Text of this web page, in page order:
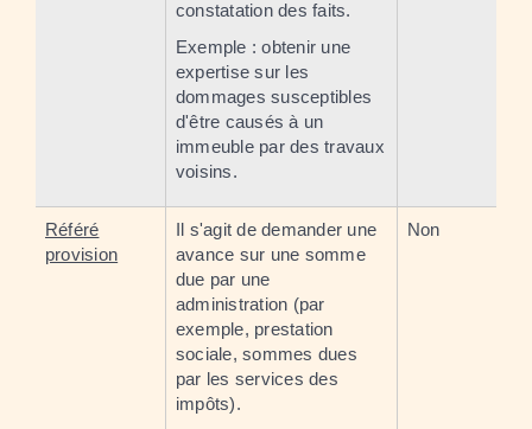
constatation des faits.
Exemple : obtenir une
expertise sur les
dommages susceptibles
d'être causés à un
immeuble par des travaux
voisins.
Référé
provision
Il s'agit de demander une
avance sur une somme
due par une
administration (par
exemple, prestation
sociale, sommes dues
par les services des
impôts).
Non